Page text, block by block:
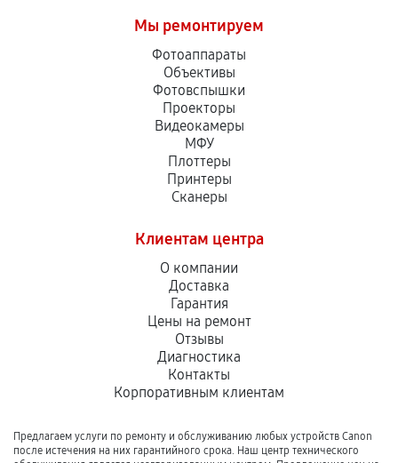
Мы ремонтируем
Фотоаппараты
Объективы
Фотовспышки
Проекторы
Видеокамеры
МФУ
Плоттеры
Принтеры
Сканеры
Клиентам центра
О компании
Доставка
Гарантия
Цены на ремонт
Отзывы
Диагностика
Контакты
Корпоративным клиентам
Предлагаем услуги по ремонту и обслуживанию любых устройств Canon
после истечения на них гарантийного срока. Наш центр технического